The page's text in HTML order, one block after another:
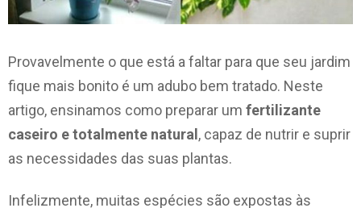
Provavelmente o que está a faltar para que seu jardim
fique mais bonito é um adubo bem tratado. Neste
artigo, ensinamos como preparar um fertilizante
caseiro e totalmente natural, capaz de nutrir e suprir
as necessidades das suas plantas.
Infelizmente, muitas espécies são expostas às